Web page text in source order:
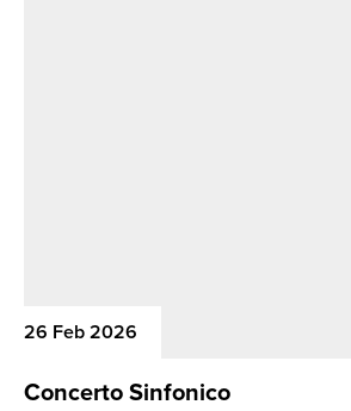
26 Feb 2026
Concerto Sinfonico